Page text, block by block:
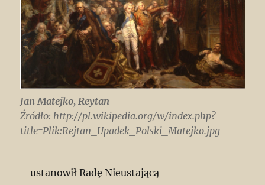
Jan Matejko, Reytan
Źródło: http://pl.wikipedia.org/w/index.php?
title=Plik:Rejtan_Upadek_Polski_Matejko.jpg
– ustanowił Radę Nieustającą